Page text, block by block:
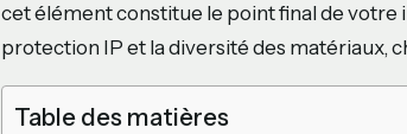
cet élément constitue le point final de votre
protection IP et la diversité des matériaux,
Table des matières